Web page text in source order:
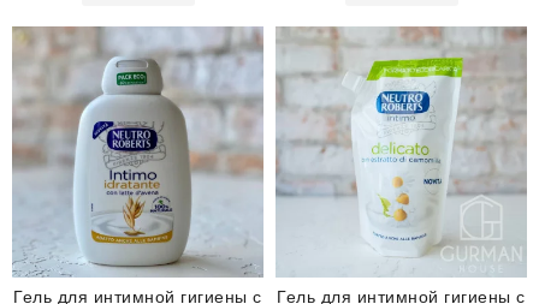
Гель для интимной гигиены с
Гель для интимной гигиены с